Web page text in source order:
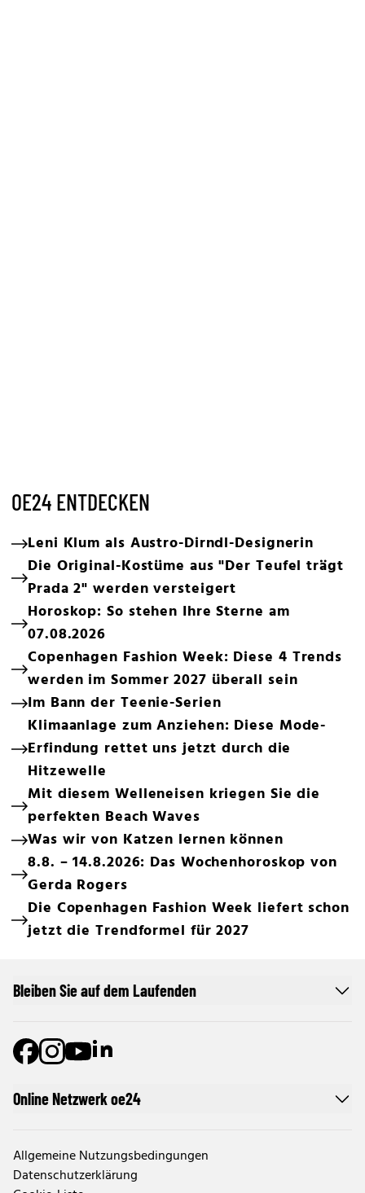
OE24 ENTDECKEN
Leni Klum als Austro-Dirndl-Designerin
Die Original-Kostüme aus "Der Teufel trägt
Prada 2" werden versteigert
Horoskop: So stehen Ihre Sterne am
07.08.2026
Copenhagen Fashion Week: Diese 4 Trends
werden im Sommer 2027 überall sein
Im Bann der Teenie-Serien
Klimaanlage zum Anziehen: Diese Mode-
Erfindung rettet uns jetzt durch die
Hitzewelle
Mit diesem Welleneisen kriegen Sie die
perfekten Beach Waves
Was wir von Katzen lernen können
8.8. – 14.8.2026: Das Wochenhoroskop von
Gerda Rogers
Die Copenhagen Fashion Week liefert schon
jetzt die Trendformel für 2027
Online Netzwerk oe24
Allgemeine Nutzungsbedingungen
Datenschutzerklärung
Bleiben Sie auf dem Laufenden